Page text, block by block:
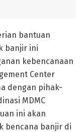
bantuan
banjir ini
kebencanaan
Center
dengan pihak-
MDMC
ini akan
bencana banjir di